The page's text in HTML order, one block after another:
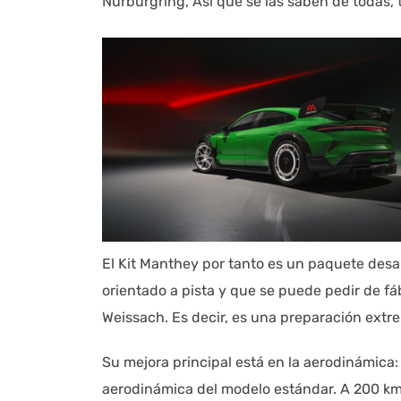
El Kit Manthey por tanto es un paquete
orientado a pista y que se puede pedir de
Weissach. Es decir, es una preparación
Su mejora principal está en la
aerodinámica del modelo estándar. A 200